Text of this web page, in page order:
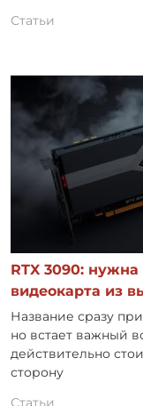
Статьи
RTX 3090:
видеокарта из
Название сразу
но встает важный
действительно
сторону
Статьи